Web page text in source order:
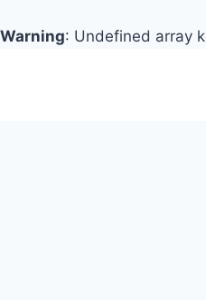
Warning: Undefined array